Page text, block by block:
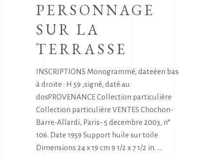
PERSONNAGE
SUR LA
TERRASSE
INSCRIPTIONS Monogrammé, dateéen bas
à droite : H 59 ,signé, daté au
dosPROVENANCE Collection particulière
Collection particulière VENTES Chochon-
Barre-Allardi, Paris- 5 decembre 2003, n°
106. Date 1959 Support huile sur toile
Dimensions 24 x 19 cm 9 1/2 x 7 1/2 in.